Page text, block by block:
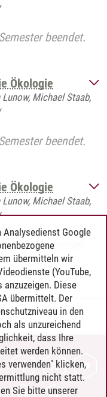
beendet.
Ökologie
Michael Staab,
beendet.
Ökologie
Michael Staab,
beendet.
Analysedienst Google
übermitteln wir
(YouTube,
Diese
übermittelt. Der
in den
als unzureichend
dass Ihre
werden können.
verwenden" klicken,
nicht statt.
Sie bitte unserer